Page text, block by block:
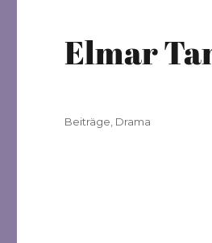
Elmar
Veröffentlicht
Kategorien
Beiträge Drama